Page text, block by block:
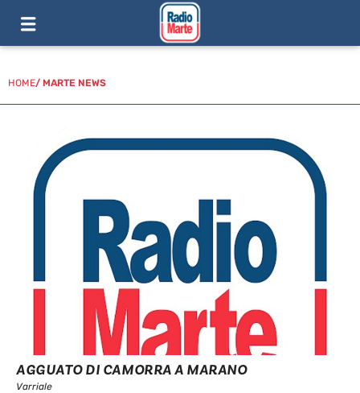
HOME/ MARTE NEWS
AGGUATO DI CAMORRA A MARANO
Varriale